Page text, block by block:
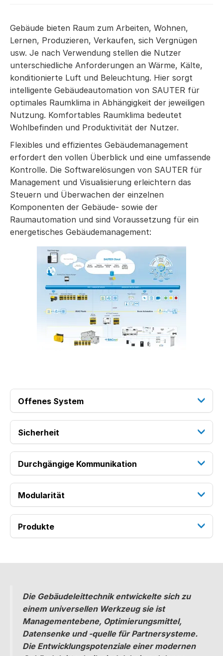
Gebäude bieten Raum zum Arbeiten, Wohnen,
Lernen, Produzieren, Verkaufen, sich Vergnügen
usw. Je nach Verwendung stellen die Nutzer
unterschiedliche Anforderungen an Wärme, Kälte,
konditionierte Luft und Beleuchtung. Hier sorgt
intelligente Gebäudeautomation von SAUTER für
optimales Raumklima in Abhängigkeit der jeweiligen
Nutzung. Komfortables Raumklima bedeutet
Wohlbefinden und Produktivität der Nutzer.
Flexibles und effizientes Gebäudemanagement
erfordert den vollen Überblick und eine umfassende
Kontrolle. Die Softwarelösungen von SAUTER für
Management und Visualisierung erleichtern das
Steuern und Überwachen der einzelnen
Komponenten der Gebäude- sowie der
Raumautomation und sind Voraussetzung für ein
energetisches Gebäudemanagement:
Offenes System
Sicherheit
Durchgängige Kommunikation
Modularität
Produkte
Die Gebäudeleittechnik entwickelte sich zu
einem universellen Werkzeug sie ist
Managementebene, Optimierungsmittel,
Datensenke und -quelle für Partnersysteme.
Die Entwicklungspotenziale einer modernen